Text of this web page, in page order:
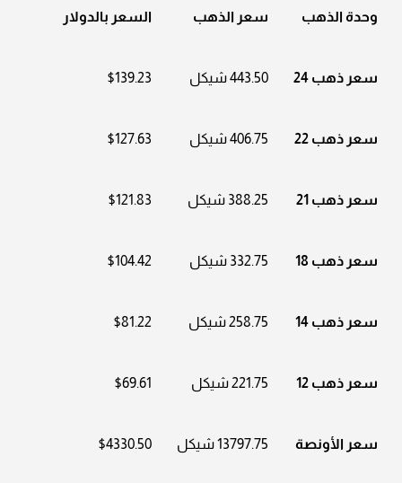
وحدة الذهب سعر الذهب السعر بالدولار
سعر ذهب 24 443.50 شيكل $139.23
سعر ذهب 22 406.75 شيكل $127.63
سعر ذهب 21 388.25 شيكل $121.83
سعر ذهب 18 332.75 شيكل $104.42
سعر ذهب 14 258.75 شيكل $81.22
سعر ذهب 12 221.75 شيكل $69.61
سعر الأونصة 13797.75 شيكل $4330.50